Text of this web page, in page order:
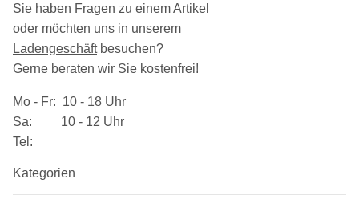
Sie haben Fragen zu einem Artikel
oder möchten uns in unserem
Ladengeschäftbesuchen?
Gerne beraten wir Sie kostenfrei!
Mo - Fr: 10 - 18 Uhr
Sa: 10 - 12 Uhr
Tel:
Kategorien